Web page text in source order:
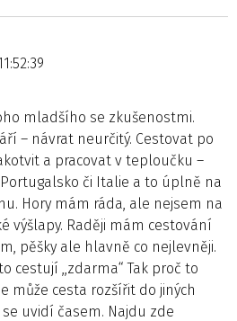
mladšího se zkušenostmi.
– návrat neurčitý. Cestovat po
a pracovat v teploučku –
Portugalsko či Italie a to úplně na
Hory mám ráda, ale nejsem na
výšlapy. Raději mám cestování
pěšky ale hlavně co nejlevněji.
cestují ,,zdarma“ Tak proč to
může cesta rozšířit do jiných
uvidí časem. Najdu zde